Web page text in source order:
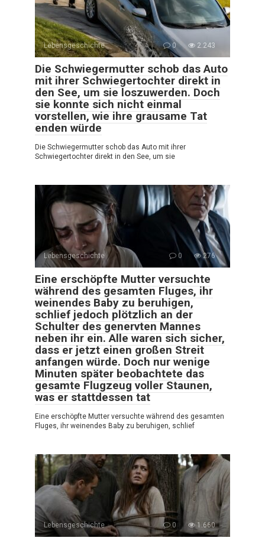
Lebensgeschichte 0 2.243
Die Schwiegermutter schob das Auto
mit ihrer Schwiegertochter direkt in
den See, um sie loszuwerden. Doch
sie konnte sich nicht einmal
vorstellen, wie ihre grausame Tat
enden würde
Die Schwiegermutter schob das Auto mit ihrer
Schwiegertochter direkt in den See, um sie
Lebensgeschichte 0 276
Eine erschöpfte Mutter versuchte
während des gesamten Fluges, ihr
weinendes Baby zu beruhigen,
schlief jedoch plötzlich an der
Schulter des genervten Mannes
neben ihr ein. Alle waren sich sicher,
dass er jetzt einen großen Streit
anfangen würde. Doch nur wenige
Minuten später beobachtete das
gesamte Flugzeug voller Staunen,
was er stattdessen tat
Eine erschöpfte Mutter versuchte während des gesamten
Fluges, ihr weinendes Baby zu beruhigen, schlief
Lebensgeschichte 0 1.660